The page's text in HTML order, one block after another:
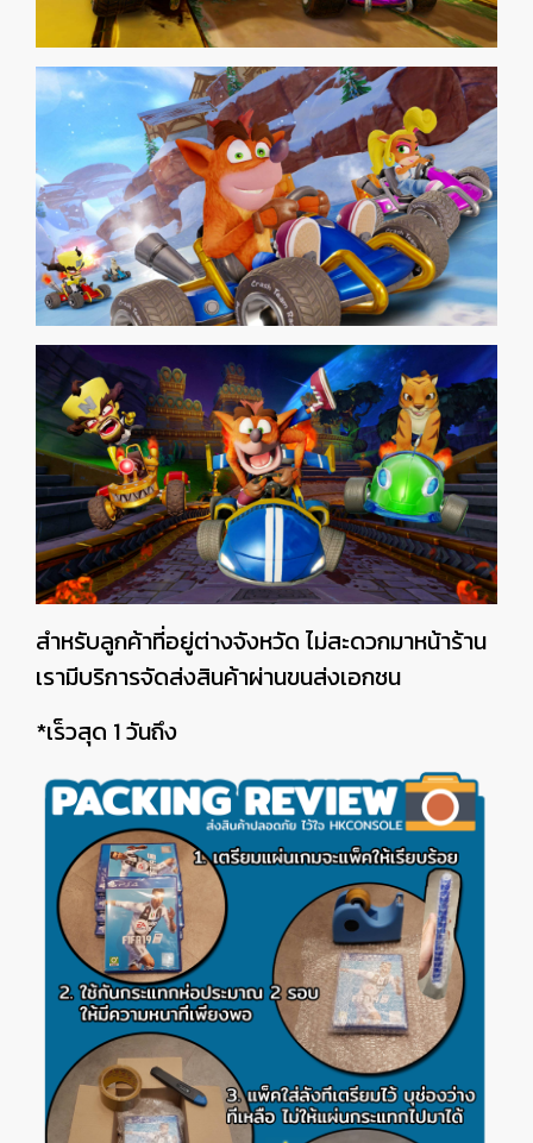
สำหรับลูกค้าที่อยู่ต่างจังหวัด ไม่สะดวกมาหน้าร้าน
เรามีบริการจัดส่งสินค้าผ่านขนส่งเอกชน
*เร็วสุด 1 วันถึง